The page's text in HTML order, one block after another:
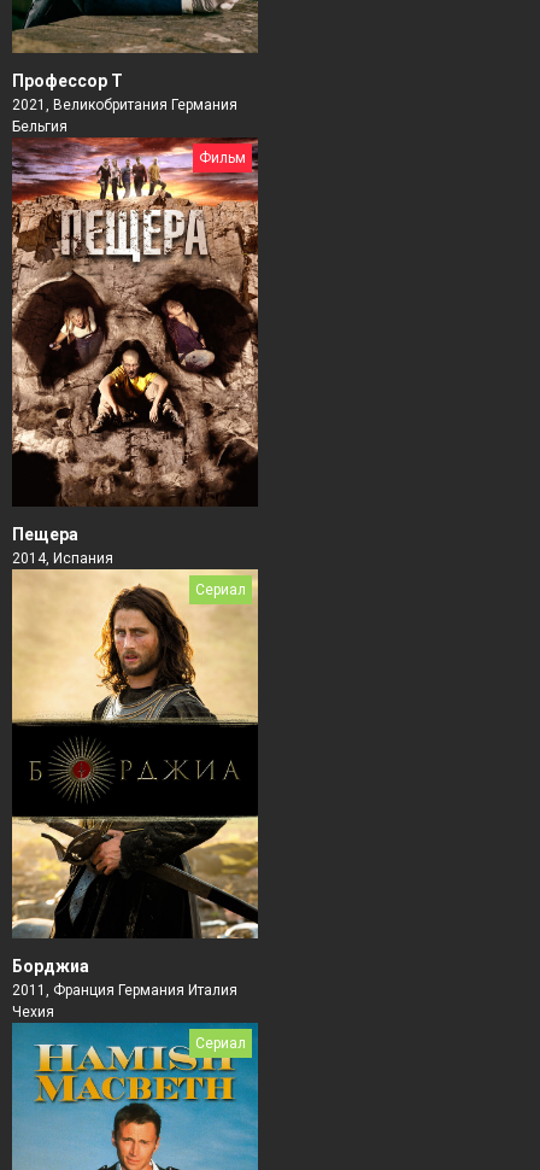
Профессор Т
2021, Великобритания Германия
Бельгия
Фильм
Пещера
2014, Испания
Сериал
Борджиа
2011, Франция Германия Италия
Чехия
Сериал